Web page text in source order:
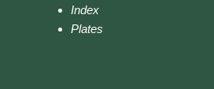
Index
Plates